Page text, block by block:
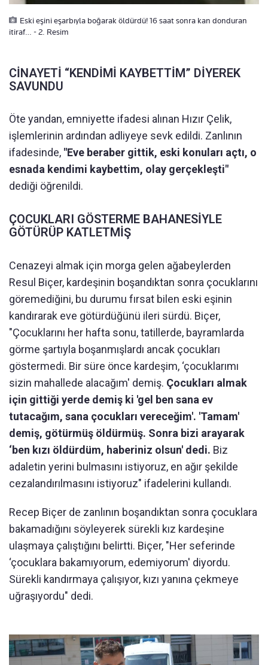
Eski eşini eşarbıyla boğarak öldürdü! 16 saat sonra kan donduran
itiraf… - 2. Resim
CİNAYETİ “KENDİMİ KAYBETTİM” DİYEREK
SAVUNDU
Öte yandan, emniyette ifadesi alınan Hızır Çelik,
işlemlerinin ardından adliyeye sevk edildi. Zanlının
ifadesinde, "Eve beraber gittik, eski konuları açtı, o
esnada kendimi kaybettim, olay gerçekleşti"
dediği öğrenildi.
ÇOCUKLARI GÖSTERME BAHANESİYLE
GÖTÜRÜP KATLETMİŞ
Cenazeyi almak için morga gelen ağabeylerden
Resul Biçer, kardeşinin boşandıktan sonra çocuklarını
göremediğini, bu durumu fırsat bilen eski eşinin
kandırarak eve götürdüğünü ileri sürdü. Biçer,
"Çocuklarını her hafta sonu, tatillerde, bayramlarda
görme şartıyla boşanmışlardı ancak çocukları
göstermedi. Bir süre önce kardeşim, ‘çocuklarımı
sizin mahallede alacağım' demiş. Çocukları almak
için gittiği yerde demiş ki 'gel ben sana ev
tutacağım, sana çocukları vereceğim'. 'Tamam'
demiş, götürmüş öldürmüş. Sonra bizi arayarak
‘ben kızı öldürdüm, haberiniz olsun' dedi. Biz
adaletin yerini bulmasını istiyoruz, en ağır şekilde
cezalandırılmasını istiyoruz" ifadelerini kullandı.
Recep Biçer de zanlının boşandıktan sonra çocuklara
bakamadığını söyleyerek sürekli kız kardeşine
ulaşmaya çalıştığını belirtti. Biçer, "Her seferinde
‘çocuklara bakamıyorum, edemiyorum' diyordu.
Sürekli kandırmaya çalışıyor, kızı yanına çekmeye
uğraşıyordu" dedi.